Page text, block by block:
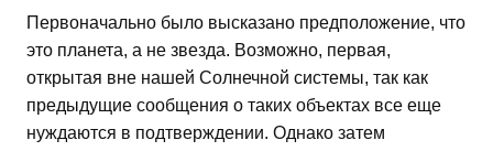
Первоначально было высказано предположение, что
это планета, а не звезда. Возможно, первая,
открытая вне нашей Солнечной системы, так как
предыдущие сообщения о таких объектах все еще
нуждаются в подтверждении. Однако затем